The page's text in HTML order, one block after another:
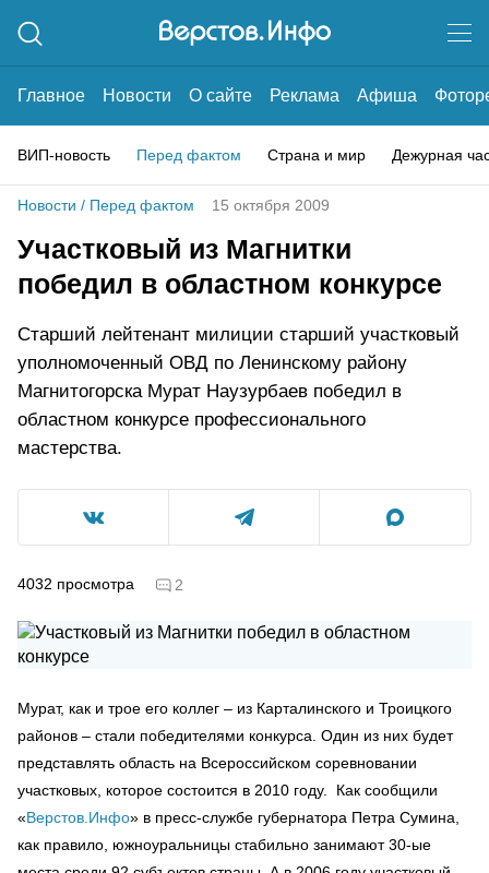
Главное Новости О сайте Реклама Афиша
ВИП-новость Перед фактом Страна и мир Дежурная
Новости / Перед фактом 15 октября 2009
Участковый из Магнитки
победил в областном конкурсе
Старший лейтенант милиции старший участковый
уполномоченный ОВД по Ленинскому району
Магнитогорска Мурат Наузурбаев победил в
областном конкурсе профессионального
мастерства.
4032 просмотра 2
Мурат, как и трое его коллег – из Карталинского и Троицкого
районов – стали победителями конкурса. Один из них будет
представлять область на Всероссийском соревновании
участковых, которое состоится в 2010 году. Как сообщили
«Верстов.Инфо» в пресс-службе губернатора Петра Сумина,
как правило, южноуральницы стабильно занимают 30-ые